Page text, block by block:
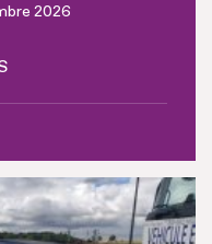
2026